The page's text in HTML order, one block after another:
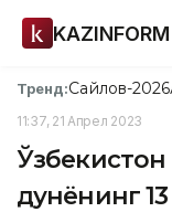
KAZINFORM
Тренд:Сайлов-2026
11:37, 21 Апрел 2023
Ўзбекистон
дунёнинг